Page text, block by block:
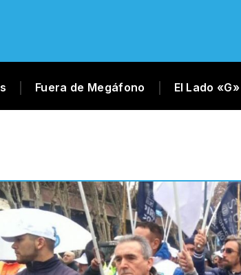
Fuera de Megáfono El Lado «G»